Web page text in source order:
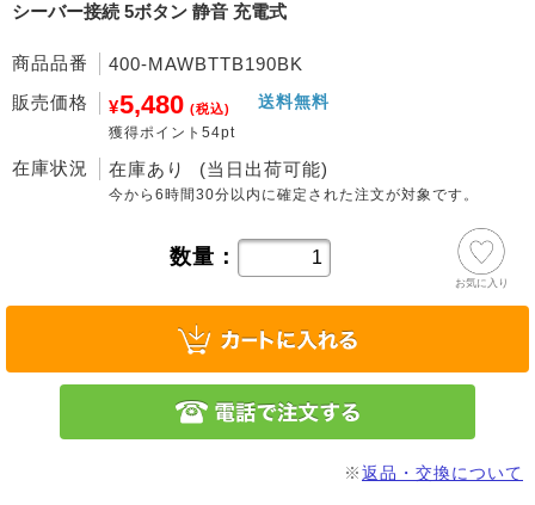
シーバー接続 5ボタン 静音 充電式
商品品番
400-MAWBTTB190BK
販売価格
¥5,480 (税込)
獲得ポイント54pt
送料無料
在庫状況 在庫あり (当日出荷可能)
今から6時間30分 以内に確定された注文が対象です。
数量：
お気に入り
※返品・交換について